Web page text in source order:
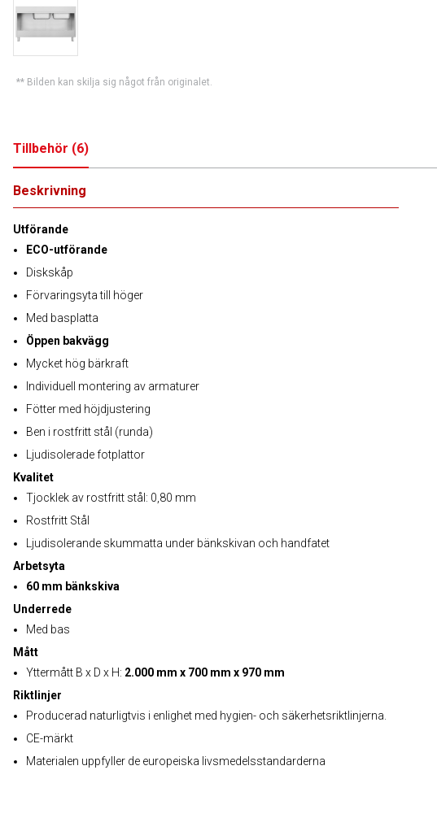
** Bilden kan skilja sig något från originalet.
Tillbehör (6)
Beskrivning
Utförande
ECO-utförande
Diskskåp
Förvaringsyta till höger
Med basplatta
Öppen bakvägg
Mycket hög bärkraft
Individuell montering av armaturer
Fötter med höjdjustering
Ben i rostfritt stål (runda)
Ljudisolerade fotplattor
Kvalitet
Tjocklek av rostfritt stål: 0,80 mm
Rostfritt Stål
Ljudisolerande skummatta under bänkskivan och handfatet
Arbetsyta
60 mm bänkskiva
Underrede
Med bas
Mått
Yttermått B x D x H: 2.000 mm x 700 mm x 970 mm
Riktlinjer
Producerad naturligtvis i enlighet med hygien- och säkerhetsriktlinjerna.
CE-märkt
Materialen uppfyller de europeiska livsmedelsstandarderna